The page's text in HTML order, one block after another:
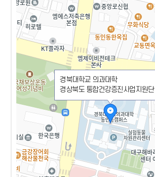
경북대학교 의과대학
경상북도 통합건강증진사업지원단